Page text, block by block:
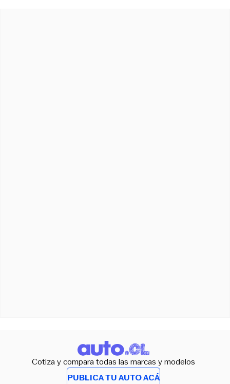
Cotiza y compara todas las marcas y modelos
PUBLICA TU AUTO ACÁ